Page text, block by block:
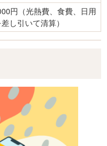
円（光熱費、食費、日用
し引いて清算）